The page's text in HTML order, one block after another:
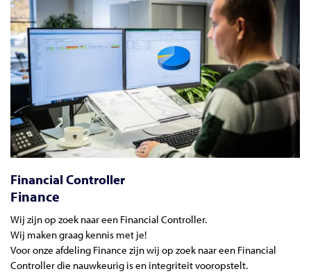
Financial Controller
Finance
Wij zijn op zoek naar een Financial Controller.
Wij maken graag kennis met je!
Voor onze afdeling Finance zijn wij op zoek naar een Financial
Controller die nauwkeurig is en integriteit vooropstelt.